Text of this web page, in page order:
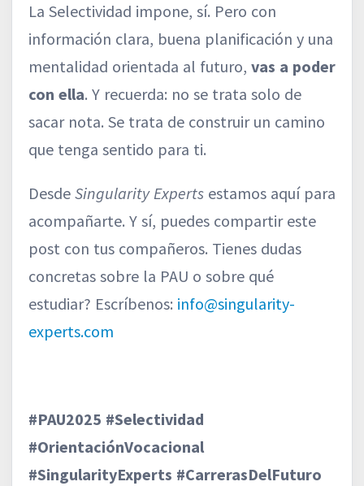
La Selectividad impone, sí. Pero con
información clara, buena planificación y una
mentalidad orientada al futuro, vas a poder
con ella. Y recuerda: no se trata solo de
sacar nota. Se trata de construir un camino
que tenga sentido para ti.
Desde Singularity Experts estamos aquí para
acompañarte. Y sí, puedes compartir este
post con tus compañeros. Tienes dudas
concretas sobre la PAU o sobre qué
estudiar? Escríbenos: info@singularity-
experts.com
#PAU2025 #Selectividad
#OrientaciónVocacional
#SingularityExperts #CarrerasDelFuturo